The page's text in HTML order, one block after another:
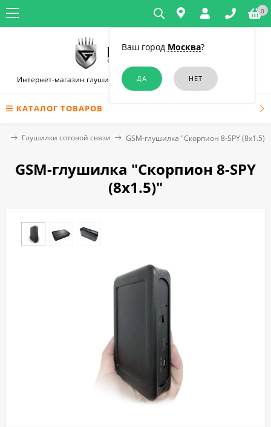
Ваш город Москва?
0
Интернет-магазин глушилок связи и диктофонов в Новосибирске
КАТАЛОГ ТОВАРОВ
Глушилки сотовой связи GSM-глушилка "Скорпион 8-SPY (8х1.5)"
GSM-глушилка "Скорпион 8-SPY
(8х1.5)"